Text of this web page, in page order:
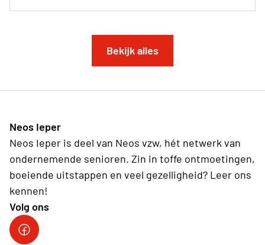
Bekijk alles
Neos Ieper
Neos Ieper is deel van Neos vzw, hét netwerk van
ondernemende senioren. Zin in toffe ontmoetingen,
boeiende uitstappen en veel gezelligheid? Leer ons
kennen!
Volg ons
Neos Ieper facebook